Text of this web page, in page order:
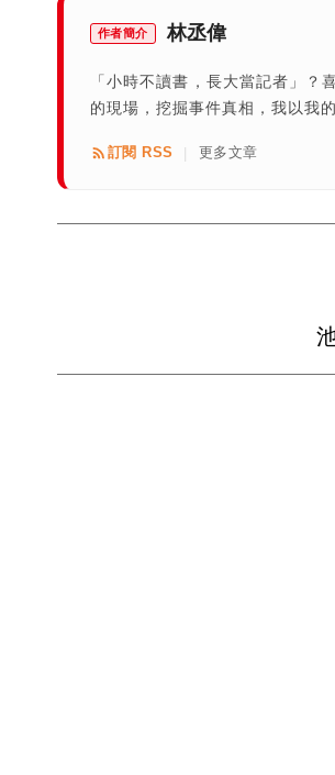
作者簡介 林丞偉
「小時不讀書，長大當記者」
的現場，挖掘事件真相，我以我
訂閱 RSS | 更多文章